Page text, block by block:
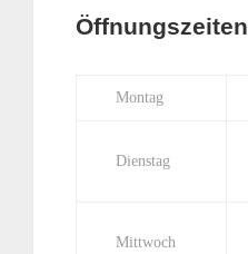
Öffnungszeiten
Montag
Dienstag
Mittwoch